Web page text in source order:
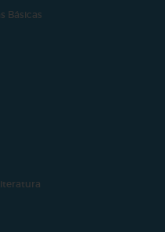
Básicas